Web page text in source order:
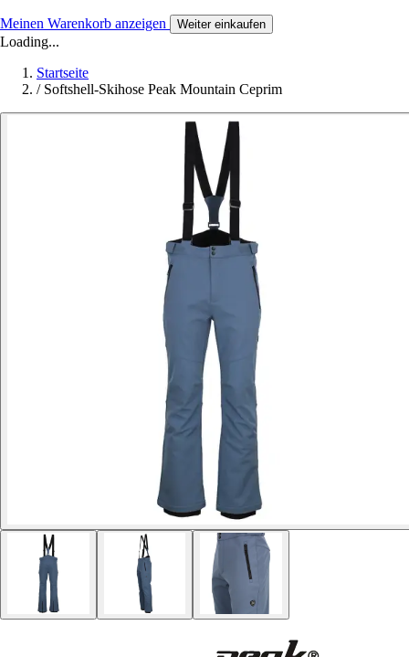
Meinen Warenkorb anzeigen Weiter einkaufen
Loading...
Startseite
/ Softshell-Skihose Peak Mountain Ceprim